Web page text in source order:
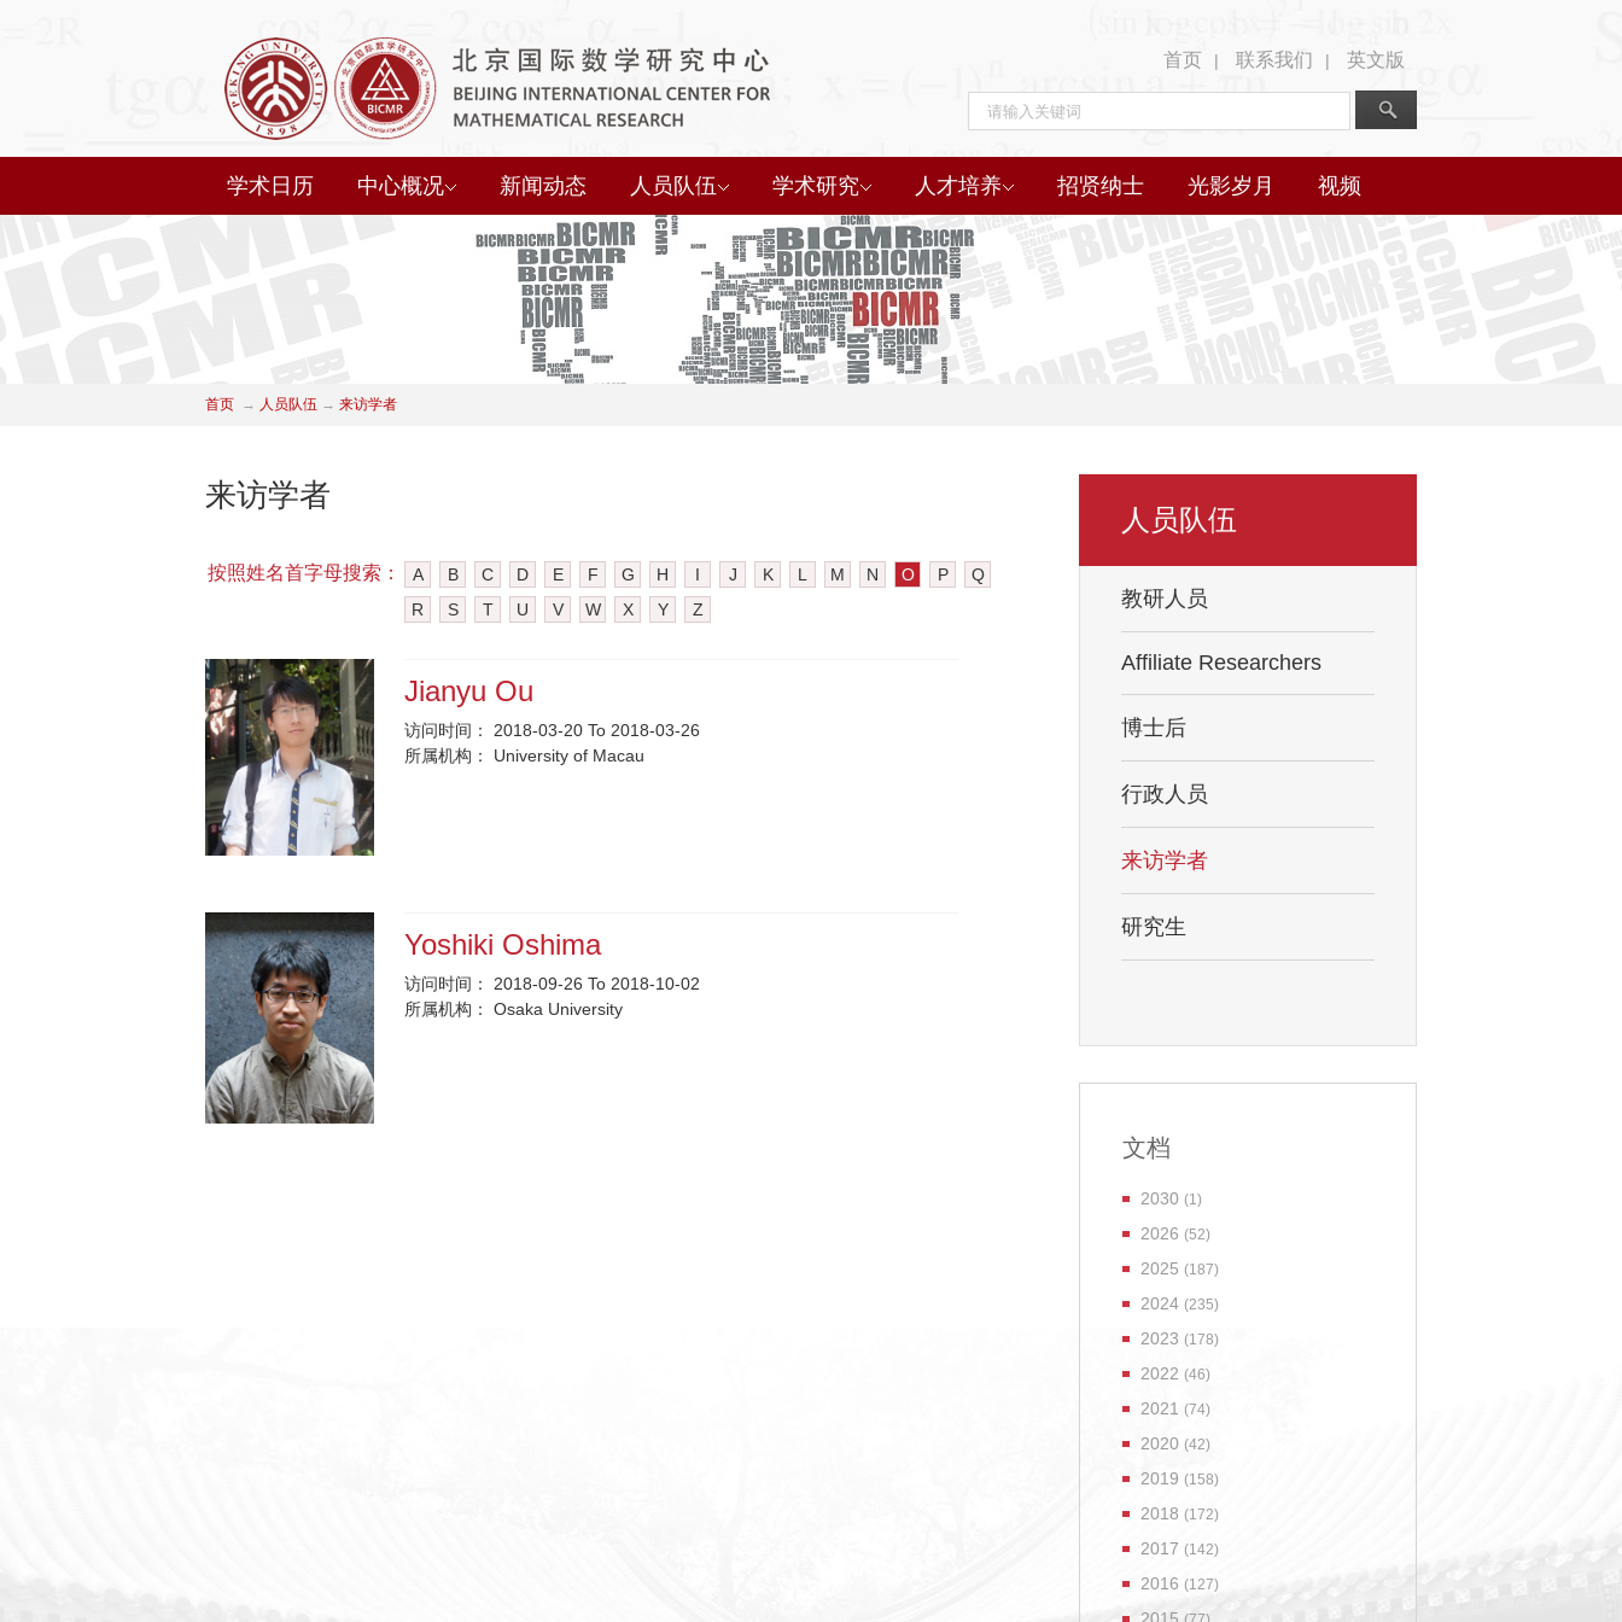
首页 | 联系我们 | 英文版
学术日历 中心概况 新闻动态 人员队伍 学术研究 人才培养 招贤纳士 光影岁月 视频
首页 → 人员队伍 → 来访学者
来访学者
按照姓名首字母搜索： A B C D E F G H I J K L M N O P
Q
R
S T U V W X Y Z
Jianyu Ou
访问时间：
2018-03-20 To 2018-03-26
所属机构：
University of Macau
Yoshiki Oshima
访问时间：
2018-09-26 To 2018-10-02
所属机构：
Osaka University
人员队伍
教研人员
Affiliate Researchers
博士后
行政人员
来访学者
研究生
文档
2030 (1)
2026 (52)
2025 (187)
2024 (235)
2023 (178)
2022 (46)
2021 (74)
2020 (42)
2019 (158)
2018 (172)
2017 (142)
2016 (127)